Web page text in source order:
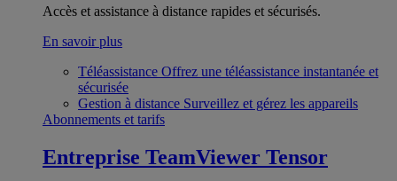
Accès et assistance à distance rapides et sécurisés.
En savoir plus
Téléassistance Offrez une téléassistance instantanée et
sécurisée
Gestion à distance Surveillez et gérez les appareils
Abonnements et tarifs
Entreprise TeamViewer Tensor